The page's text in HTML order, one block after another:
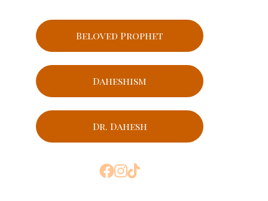
Beloved Prophet
Daheshism
Dr. Dahesh